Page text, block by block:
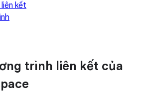
kết
trình liên kết của